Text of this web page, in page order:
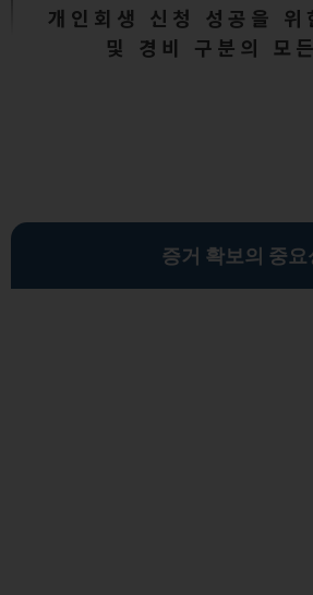
개인회생 신청 성공을 위
및 경비 구분의 모
증거 확보의 중요